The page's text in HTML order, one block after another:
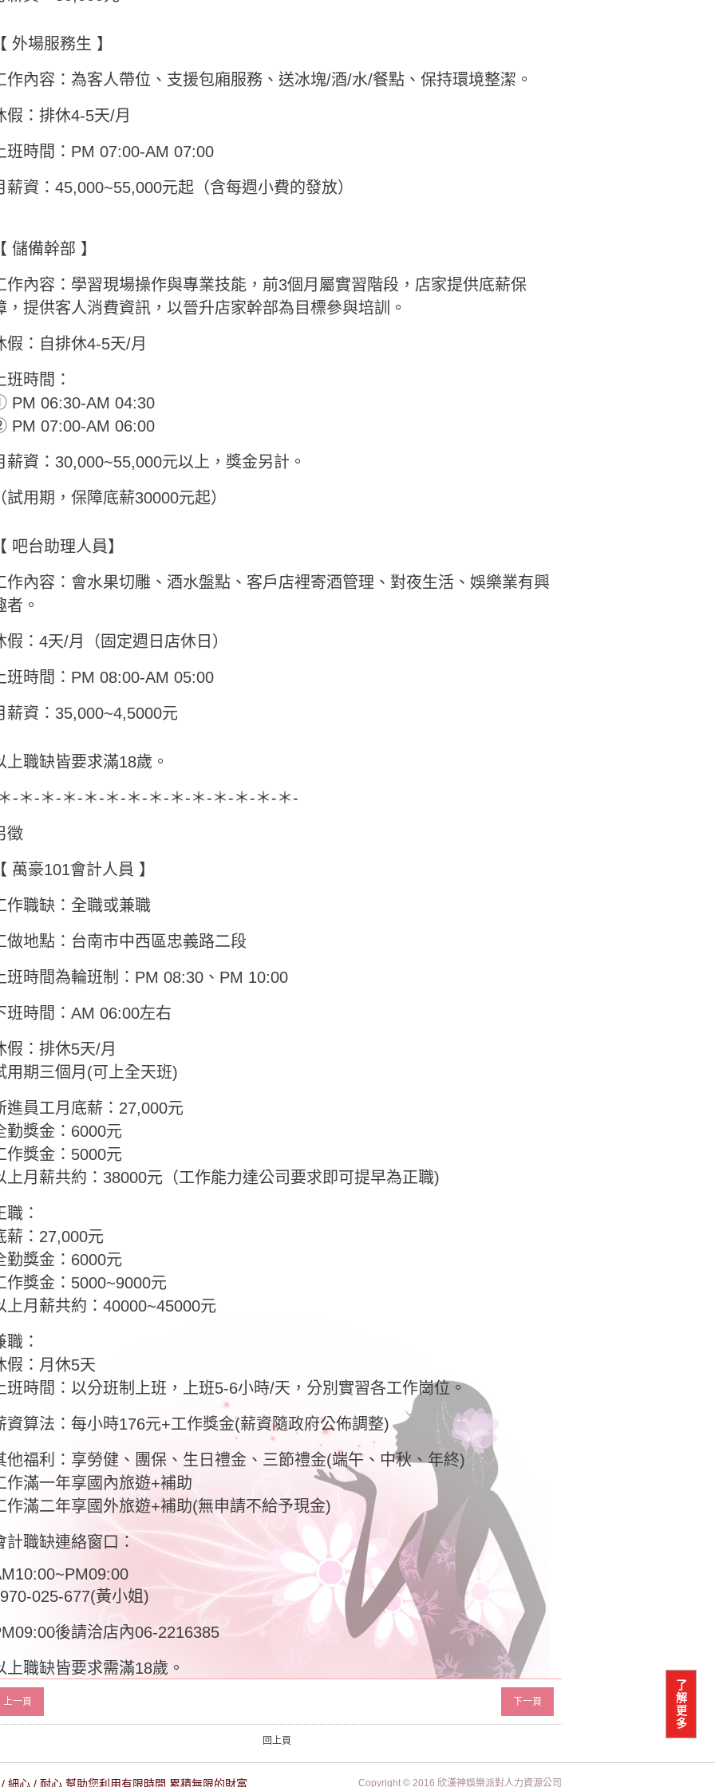
外場服務生 】
作內容：為客人帶位、支援包廂服務、送冰塊/酒/水/餐點、保持環境整潔。
假：排休4-5天/月
班時間：PM 07:00-AM 07:00
薪資：45,000~55,000元起（含每週小費的發放）
儲備幹部 】
作內容：學習現場操作與專業技能，前3個月屬實習階段，店家提供底薪保
，提供客人消費資訊，以晉升店家幹部為目標參與培訓。
假：自排休4-5天/月
班時間：
PM 06:30-AM 04:30
PM 07:00-AM 06:00
薪資：30,000~55,000元以上，獎金另計。
試用期，保障底薪30000元起）
吧台助理人員】
作內容：會水果切雕、酒水盤點、客戶店裡寄酒管理、對夜生活、娛樂業有興
者。
假：4天/月（固定週日店休日）
班時間：PM 08:00-AM 05:00
薪資：35,000~4,5000元
上職缺皆要求滿18歲。
-＊-＊-＊-＊-＊-＊-＊-＊-＊-＊-＊-＊-＊-
徵
萬豪101會計人員 】
作職缺：全職或兼職
做地點：台南市中西區忠義路二段
班時間為輪班制：PM 08:30、PM 10:00
班時間：AM 06:00左右
假：排休5天/月
用期三個月(可上全天班)
進員工月底薪：27,000元
勤獎金：6000元
作獎金：5000元
上月薪共約：38000元（工作能力達公司要求即可提早為正職)
職：
薪：27,000元
勤獎金：6000元
作獎金：5000~9000元
上月薪共約：40000~45000元
職：
假：月休5天
班時間：以分班制上班，上班5-6小時/天，分別實習各工作崗位。
資算法：每小時176元+工作獎金(薪資隨政府公佈調整)
他福利：享勞健、團保、生日禮金、三節禮金(端午、中秋、年終)
作滿一年享國內旅遊+補助
作滿二年享國外旅遊+補助(無申請不給予現金)
計職缺連絡窗口：
025-677(黃小姐)
後請洽店內06-2216385
上職缺皆要求需滿18歲。
上一頁 下一頁
回上頁
了
解
更
多
細心 / 耐心 幫助您利用有限時間 累積無限的財富 Copyright © 2016 欣漢神娛樂派對人力資源公司